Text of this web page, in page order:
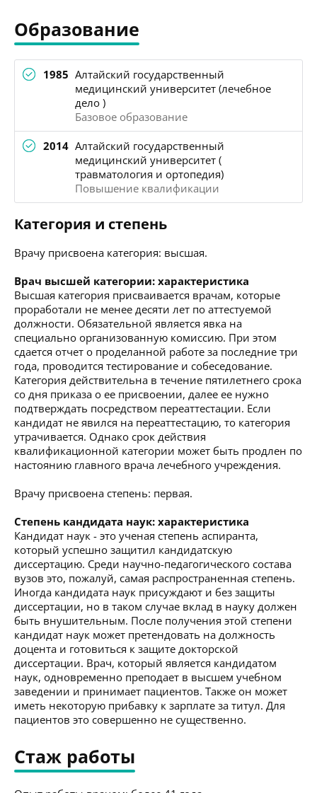
Образование
1985 Алтайский государственный
медицинский университет (лечебное
дело )
Базовое образование
2014 Алтайский государственный
медицинский университет (
травматология и ортопедия)
Повышение квалификации
Категория и степень
Врачу присвоена категория: высшая.
Врач высшей категории: характеристика
Высшая категория присваивается врачам, которые
проработали не менее десяти лет по аттестуемой
должности. Обязательной является явка на
специально организованную комиссию. При этом
сдается отчет о проделанной работе за последние три
года, проводится тестирование и собеседование.
Категория действительна в течение пятилетнего срока
со дня приказа о ее присвоении, далее ее нужно
подтверждать посредством переаттестации. Если
кандидат не явился на переаттестацию, то категория
утрачивается. Однако срок действия
квалификационной категории может быть продлен по
настоянию главного врача лечебного учреждения.
Врачу присвоена степень: первая.
Степень кандидата наук: характеристика
Кандидат наук - это ученая степень аспиранта,
который успешно защитил кандидатскую
диссертацию. Среди научно-педагогического состава
вузов это, пожалуй, самая распространенная степень.
Иногда кандидата наук присуждают и без защиты
диссертации, но в таком случае вклад в науку должен
быть внушительным. После получения этой степени
кандидат наук может претендовать на должность
доцента и готовиться к защите докторской
диссертации. Врач, который является кандидатом
наук, одновременно преподает в высшем учебном
заведении и принимает пациентов. Также он может
иметь некоторую прибавку к зарплате за титул. Для
пациентов это совершенно не существенно.
Стаж работы